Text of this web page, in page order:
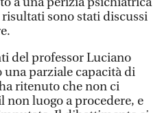
sono stati discussi
del professor Luciano
parziale capacità di
ritenuto che non ci
non luogo a procedere, e